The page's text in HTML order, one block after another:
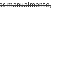
manualmente,